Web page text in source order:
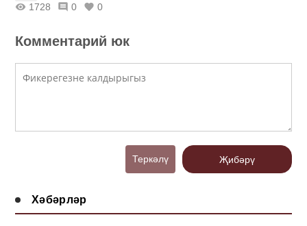
1728 0 0
Комментарий юк
Теркәлү Җибәрү
Хәбәрләр